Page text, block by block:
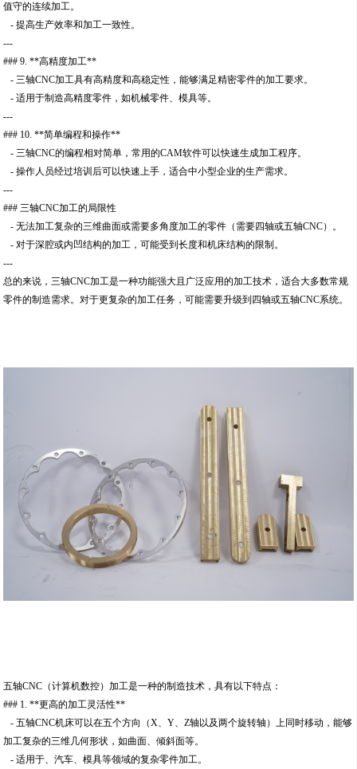
值守的连续加工。
- 提高生产效率和加工一致性。
---
### 9. **高精度加工**
- 三轴CNC加工具有高精度和高稳定性，能够满足精密零件的加工要求。
- 适用于制造高精度零件，如机械零件、模具等。
---
### 10. **简单编程和操作**
- 三轴CNC的编程相对简单，常用的CAM软件可以快速生成加工程序。
- 操作人员经过培训后可以快速上手，适合中小型企业的生产需求。
---
### 三轴CNC加工的局限性
- 无法加工复杂的三维曲面或需要多角度加工的零件（需要四轴或五轴CNC）。
- 对于深腔或内凹结构的加工，可能受到长度和机床结构的限制。
---
总的来说，三轴CNC加工是一种功能强大且广泛应用的加工技术，适合大多数常规
零件的制造需求。对于更复杂的加工任务，可能需要升级到四轴或五轴CNC系统。
五轴CNC（计算机数控）加工是一种的制造技术，具有以下特点：
### 1. **更高的加工灵活性**
- 五轴CNC机床可以在五个方向（X、Y、Z轴以及两个旋转轴）上同时移动，能够
加工复杂的三维几何形状，如曲面、倾斜面等。
- 适用于、汽车、模具等领域的复杂零件加工。